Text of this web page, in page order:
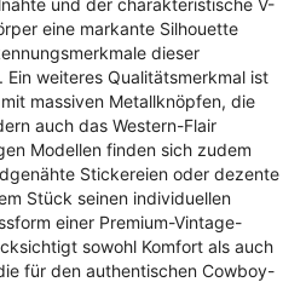
eine markante Silhouette
dieser
Ein weiteres Qualitätsmerkmal ist
massiven Metallknöpfen, die
auch das Western-Flair
Modellen finden sich zudem
Stickereien oder dezente
Stück seinen individuellen
einer Premium-Vintage-
sowohl Komfort als auch
für den authentischen Cowboy-